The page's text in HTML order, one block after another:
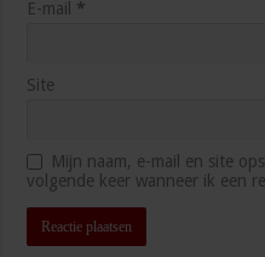
E-mail *
Site
Mijn naam, e-mail en site
volgende keer wanneer ik een